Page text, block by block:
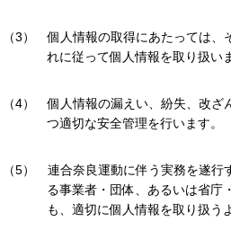
個人情報の取得にあたっては、
れに従って個人情報を取り扱い
個人情報の漏えい、紛失、改ざ
つ適切な安全管理を行います。
連合奈良運動に伴う実務を遂行
る事業者・団体、あるいは省庁
も、適切に個人情報を取り扱う